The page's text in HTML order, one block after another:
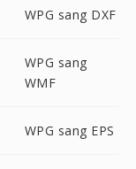
WPG sang DXF
WPG sang
WMF
WPG sang EPS